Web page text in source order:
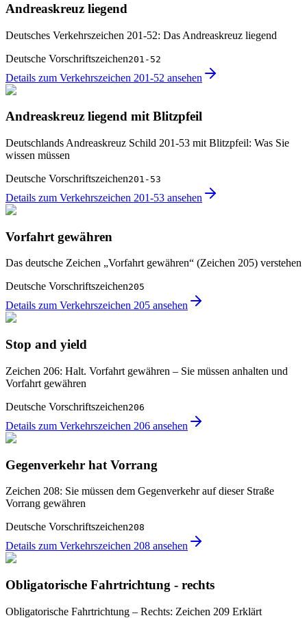
Andreaskreuz liegend
Deutsches Verkehrszeichen 201-52: Das Andreaskreuz liegend
Deutsche Vorschriftszeichen201-52
Details zum Verkehrszeichen 201-52 ansehen
Andreaskreuz liegend mit Blitzpfeil
Deutschlands Andreaskreuz Schild 201-53 mit Blitzpfeil: Was Sie
wissen müssen
Deutsche Vorschriftszeichen201-53
Details zum Verkehrszeichen 201-53 ansehen
Vorfahrt gewähren
Das deutsche Zeichen „Vorfahrt gewähren“ (Zeichen 205) verstehen
Deutsche Vorschriftszeichen205
Details zum Verkehrszeichen 205 ansehen
Stop and yield
Zeichen 206: Halt. Vorfahrt gewähren – Sie müssen anhalten und
Vorfahrt gewähren
Deutsche Vorschriftszeichen206
Details zum Verkehrszeichen 206 ansehen
Gegenverkehr hat Vorrang
Zeichen 208: Sie müssen dem Gegenverkehr auf dieser Straße
Vorrang gewähren
Deutsche Vorschriftszeichen208
Details zum Verkehrszeichen 208 ansehen
Obligatorische Fahrtrichtung - rechts
Obligatorische Fahrtrichtung – Rechts: Zeichen 209 Erklärt